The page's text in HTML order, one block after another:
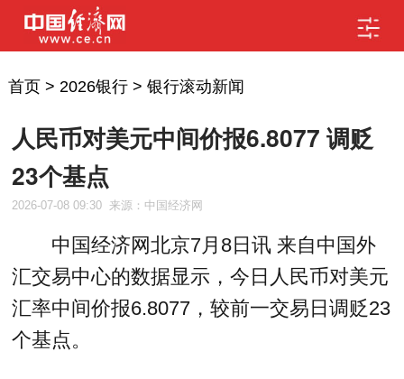
首页> 2026银行> 银行滚动新闻
人民币对美元中间价报6.8077 调贬
23个基点
2026-07-08 09:30 来源：中国经济网
中国经济网北京7月8日讯 来自中国外
汇交易中心的数据显示，今日人民币对美元
汇率中间价报6.8077，较前一交易日调贬23
个基点。